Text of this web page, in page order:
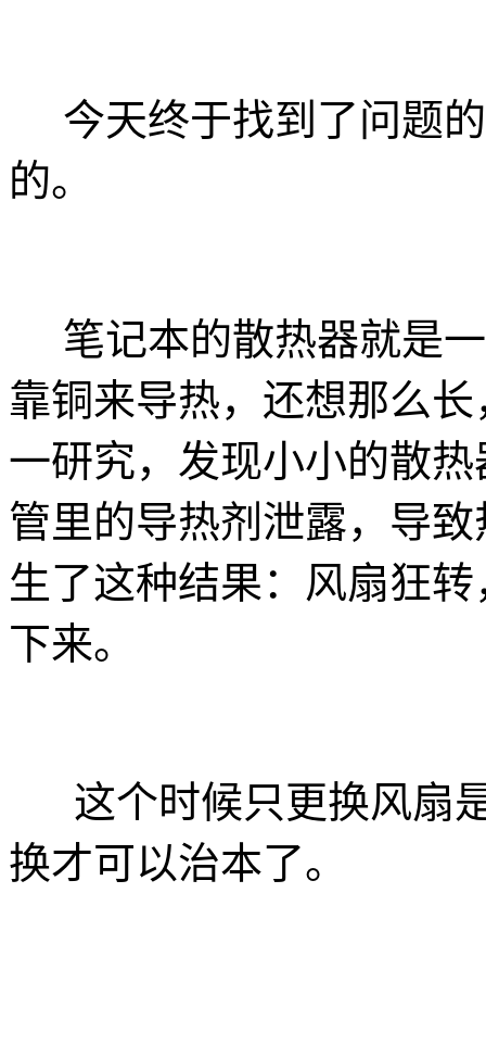
今天终于找到了问题
的。
笔记本的散热器就是
靠铜来导热，还想那么
一研究，发现小小的散
管里的导热剂泄露，导
生了这种结果：风扇狂
下来。
这个时候只更换风扇
换才可以治本了。